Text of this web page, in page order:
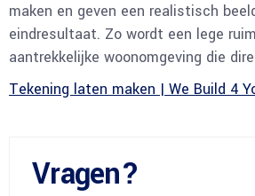
maken en geven een realistisch
eindresultaat. Zo wordt een lege
aantrekkelijke woonomgeving die
Tekening laten maken | We Build 4
Vragen?